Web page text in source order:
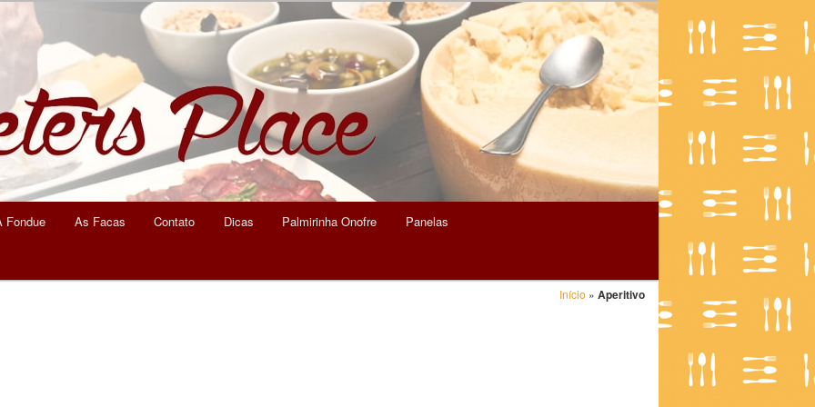
Place
Fondue As Facas Contato Dicas Palmirinha Onofre Panelas
Início » Aperitivo